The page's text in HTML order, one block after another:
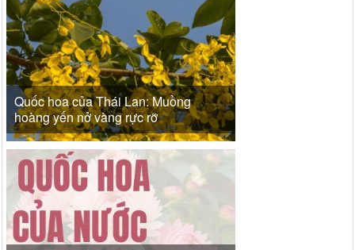
Quốc hoa của Thái Lan: Muồng
hoàng yến nở vàng rực rỡ